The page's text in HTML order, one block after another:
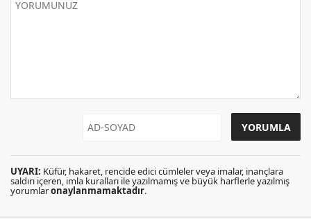
UYARI: Küfür, hakaret, rencide edici cümleler veya imalar, inançlara
saldırı içeren, imla kuralları ile yazılmamış ve büyük harflerle yazılmış
yorumlaronaylanmamaktadır.